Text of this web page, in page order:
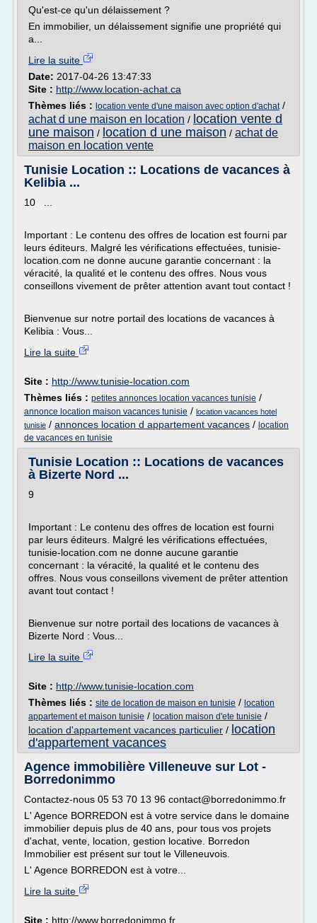
Qu'est-ce qu'un délaissement ?
En immobilier, un délaissement signifie une propriété qui
a...
Lire la suite
Date: 2017-04-26 13:47:33
Site : http://www.location-achat.ca
Thèmes liés : location vente d'une maison avec option d'achat/
achat d une maison en location / location vente d
une maison / location d une maison / achat de
maison en location vente
Tunisie Location :: Locations de vacances à
Kelibia ...
10 ...
Important : Le contenu des offres de location est fourni par
leurs éditeurs. Malgré les vérifications effectuées, tunisie-
location.com ne donne aucune garantie concernant : la
véracité, la qualité et le contenu des offres. Nous vous
conseillons vivement de prêter attention avant tout contact !
Bienvenue sur notre portail des locations de vacances à
Kelibia : Vous...
Lire la suite
Site : http://www.tunisie-location.com
Thèmes liés : petites annonces location vacances tunisie /
annonce location maison vacances tunisie / location vacances hotel
tunisie / annonces location d appartement vacances / location
de vacances en tunisie
Tunisie Location :: Locations de vacances
à Bizerte Nord ...
9
Important : Le contenu des offres de location est fourni
par leurs éditeurs. Malgré les vérifications effectuées,
tunisie-location.com ne donne aucune garantie
concernant : la véracité, la qualité et le contenu des
offres. Nous vous conseillons vivement de prêter attention
avant tout contact !
Bienvenue sur notre portail des locations de vacances à
Bizerte Nord : Vous...
Lire la suite
Site : http://www.tunisie-location.com
Thèmes liés : site de location de maison en tunisie / location
appartement et maison tunisie / location maison d'ete tunisie /
location d'appartement vacances particulier / location
d'appartement vacances
Agence immobilière Villeneuve sur Lot -
Borredonimmo
Contactez-nous 05 53 70 13 96 contact@borredonimmo.fr
L' Agence BORREDON est à votre service dans le domaine
immobilier depuis plus de 40 ans, pour tous vos projets
d'achat, vente, location, gestion locative. Borredon
Immobilier est présent sur tout le Villeneuvois.
L' Agence BORREDON est à votre...
Lire la suite
Site : http://www.borredonimmo.fr